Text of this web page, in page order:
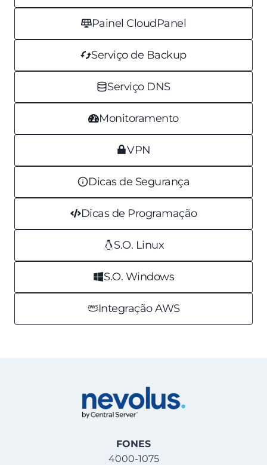
Painel CloudPanel
Serviço de Backup
Serviço DNS
Monitoramento
VPN
Dicas de Segurança
Dicas de Programação
S.O. Linux
S.O. Windows
Integração AWS
FONES
4000-1075